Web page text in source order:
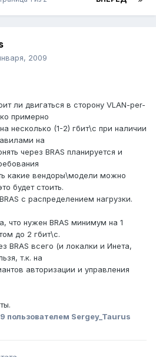
2009
ли двигаться в сторону VLAN-per-
примерно
на несколько (1-2) гбит\с при наличии
на
через BRAS планируется и
какие вендоры\модели можно
будет стоить.
с распределением нагрузки.
что нужен BRAS минимум на 1
до 2 гбит\с.
BRAS всего (и локалки и Инета,
т.к. на
авторизации и управления
пользователем Sergey_Taurus